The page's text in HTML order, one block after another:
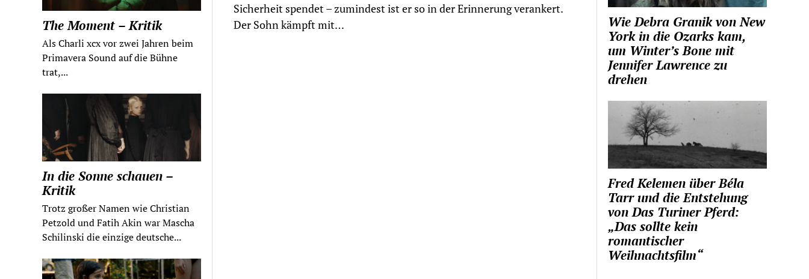
The Moment – Kritik
Als Charli xcx vor zwei Jahren beim
Primavera Sound auf die Bühne
trat,...
In die Sonne schauen –
Kritik
Trotz großer Namen wie Christian
Petzold und Fatih Akin war Mascha
Schilinski die einzige deutsche...
Sicherheit spendet – zumindest ist er so in der Erinnerung verankert.
Der Sohn kämpft mit…
Wie Debra Granik von New
York in die Ozarks kam,
um Winter’s Bone mit
Jennifer Lawrence zu
drehen
Fred Kelemen über Béla
Tarr und die Entstehung
von Das Turiner Pferd:
„Das sollte kein
romantischer
Weihnachtsfilm“